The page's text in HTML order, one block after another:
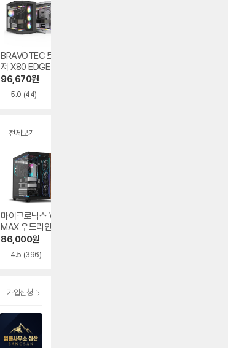
BRAVOTEC 트레
저 X80 EDGE 타이
탄 글래스 BTF 블
96,670원
5.0 (44)
전체보기
마이크로닉스 WIZ
MAX 우드리안 MA
X
86,000원
4.5 (396)
가입신청